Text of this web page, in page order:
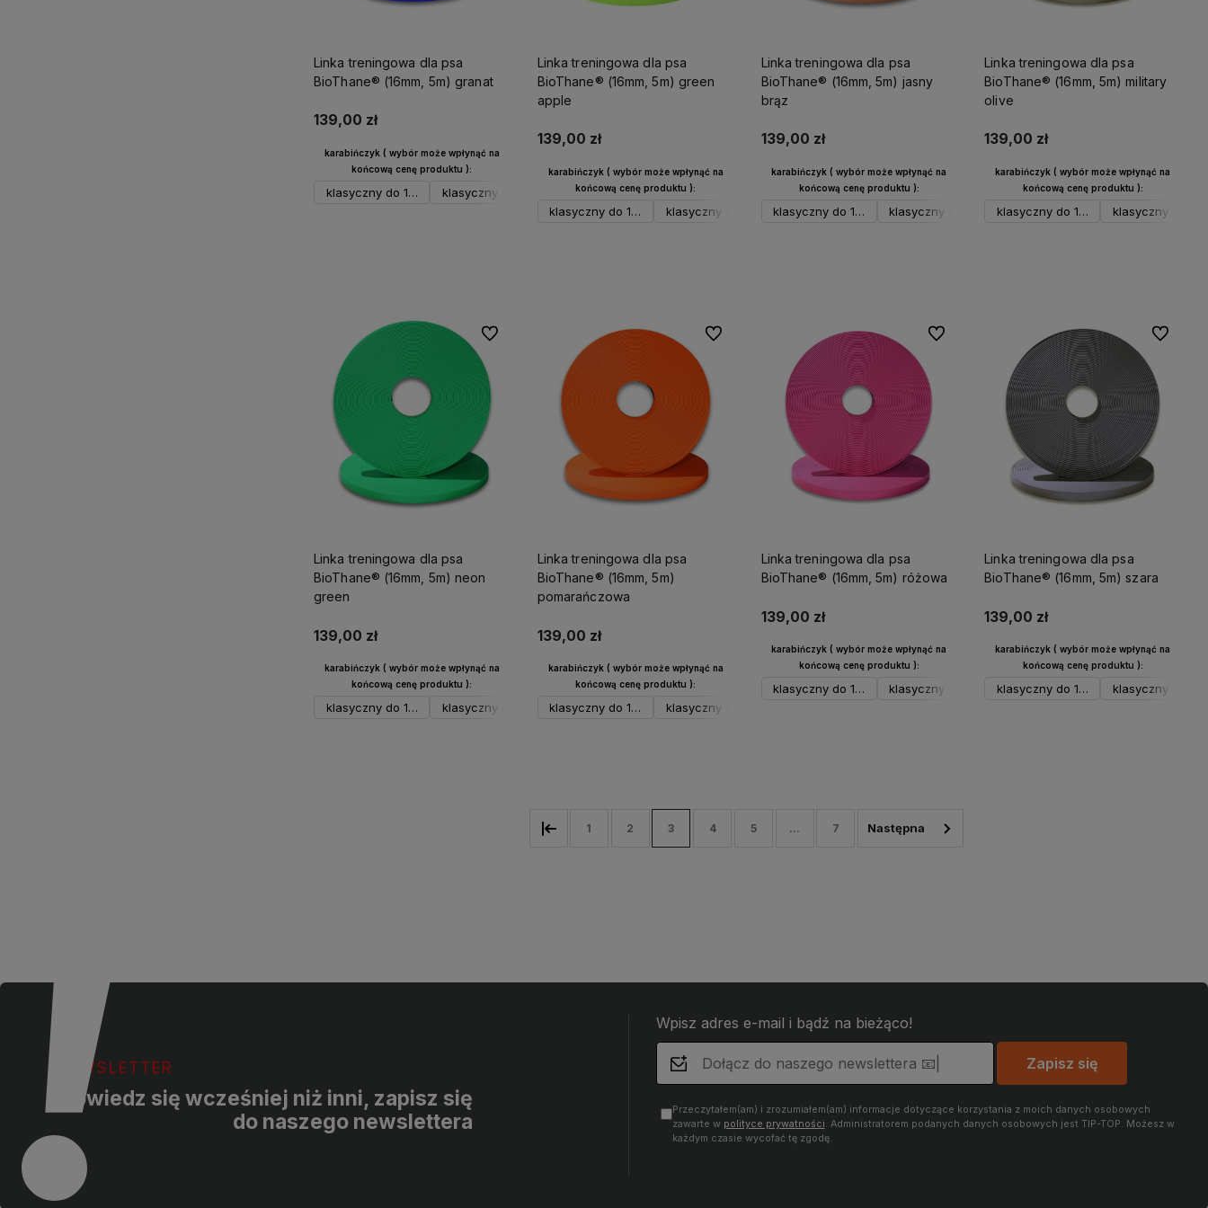
Linka treningowa dla psa
BioThane® (16mm, 5m) granat
139,00 zł
karabińczyk ( wybór może wpłynąć na
końcową cenę produktu ):
klasyczny do 17 kg srebrnyklasyczny do 17 kg czarnyklasyczny do 17 kg neospustowy do 23 kg srebrnyspustowy do 12 kg neospustowy do 12 kg czarnyklasyczny 23-26 kg czarnyklasyczny
Linka treningowa dla psa
BioThane® (16mm, 5m) green
apple
139,00 zł
karabińczyk ( wybór może wpłynąć na
końcową cenę produktu ):
klasyczny do 17 kg srebrnyklasyczny do 17 kg czarnyklasyczny do 17 kg neospustowy do 23 kg srebrnyspustowy do 12 kg neospustowy do
Linka treningowa dla psa
BioThane® (16mm, 5m) jasny
brąz
139,00 zł
karabińczyk ( wybór może wpłynąć na
końcową cenę produktu ):
klasyczny do 17 kg srebrnyklasyczny do 17 kg czarnyklasyczny do 17 kg neospustowy do
Linka treningowa dla psa
BioThane® (16mm, 5m) military
olive
139,00 zł
karabińczyk ( wybór może wpłynąć na
końcową cenę produktu ):
klasyczny do 17 kg srebrnyklasyczny do 17
Linka treningowa dla psa
BioThane® (16mm, 5m) neon
green
139,00 zł
karabińczyk ( wybór może wpłynąć na
końcową cenę produktu ):
klasyczny do 17 kg srebrnyklasyczny do 17 kg czarnyklasyczny do 17 kg neospustowy do 23 kg srebrny
Do ulubionych
Linka treningowa dla psa
BioThane® (16mm, 5m)
pomarańczowa
139,00 zł
karabińczyk ( wybór może wpłynąć na
końcową cenę produktu ):
klasyczny do 17 kg srebrnyklasyczny do 17 kg czarny
Do ulubionych
Linka treningowa dla psa
BioThane® (16mm, 5m) różowa
139,00 zł
karabińczyk ( wybór może wpłynąć na
końcową cenę produktu ):
klasyczny do 17 kg srebrnyklasyczny do 17 kg czarnyklasyczny do 17 kg neospustowy do
Do ulubionych
Linka treningowa dla psa
BioThane® (16mm, 5m) szara
139,00 zł
karabińczyk ( wybór może wpłynąć na
końcową cenę produktu ):
klasyczny do 17 kg srebrnyklasyczny do 17
Do
1 2 3 4 5 ... 7
NEWSLETTER
Dowiedz się wcześniej niż inni, zapisz się
do naszego newslettera
Wpisz adres e-mail i bądź na bieżąco!
Zapisz się
Przeczytałem(am) i zrozumiałem(am) informacje dotyczące korzystania z moich danych osobowych
zawarte w polityce prywatności. Administratorem podanych danych osobowych jest TIP-TOP. Możesz w
każdym czasie wycofać tę zgodę.